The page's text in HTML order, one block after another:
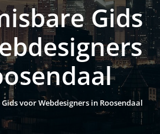
Gids
voor Webdesigners in Roosendaal